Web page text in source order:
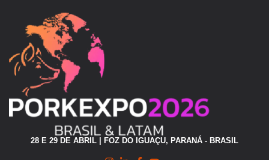
28 E 29 DE ABRIL | FOZ DO IGUAÇU, PARANÁ - BRASIL